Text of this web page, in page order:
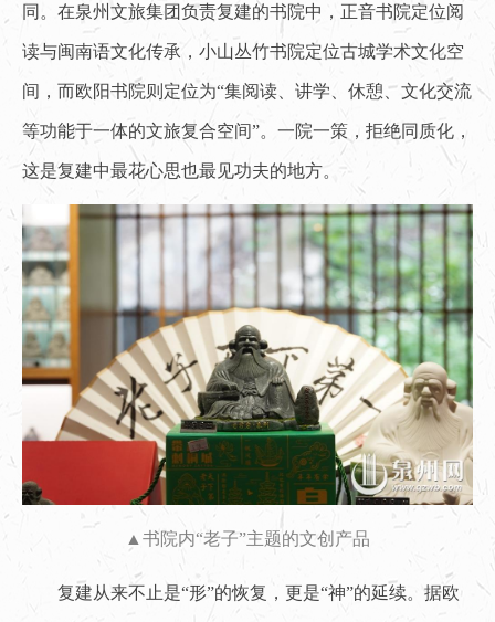
同。在泉州文旅集团负责复建的书院中，正音书院定位阅
读与闽南语文化传承，小山丛竹书院定位古城学术文化空
间，而欧阳书院则定位为“集阅读、讲学、休憩、文化交流
等功能于一体的文旅复合空间”。一院一策，拒绝同质化，
这是复建中最花心思也最见功夫的地方。
▲书院内“老子”主题的文创产品
复建从来不止是“形”的恢复，更是“神”的延续。据欧